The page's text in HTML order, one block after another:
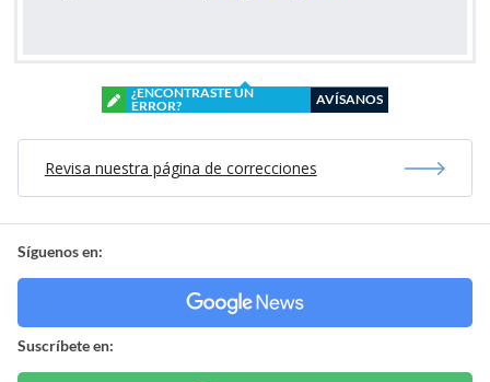
¿ENCONTRASTE UN
ERROR?
AVÍSANOS
Revisa nuestra página de correcciones
Síguenos en:
Suscríbete en: